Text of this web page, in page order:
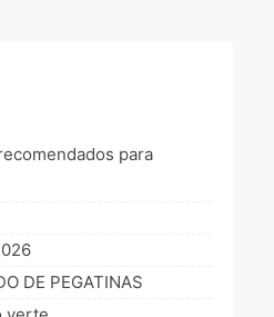
2019
para
DE PEGATINAS